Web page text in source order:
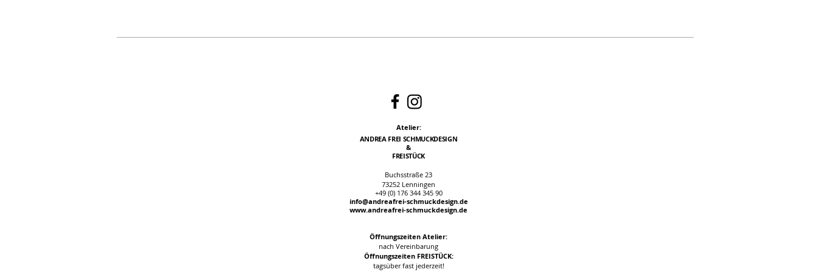
Atelier:
ANDREA FREI SCHMUCKDESIGN
&
FREISTÜCK
Buchsstraße 23
73252 Lenningen
+49 (0) 176 344 345 90
info@andreafrei-schmuckdesign.de
www.andreafrei-schmuckdesign.de
Öffnungszeiten Atelier:
nach Vereinbarung
Öffnungszeiten FREISTÜCK:
tagsüber fast jederzeit!